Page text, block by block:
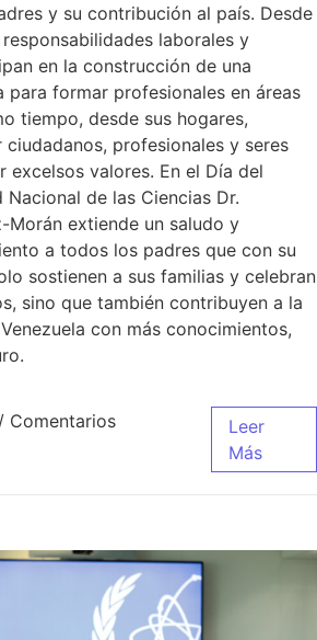
y su contribución al país. Desde
laborales y
en la construcción de una
para formar profesionales en áreas
tiempo, desde sus hogares,
profesionales y seres
excelsos valores. En el Día del
Nacional de las Ciencias Dr.
Morán extiende un saludo y
a todos los padres que con su
sostienen a sus familias y celebran
sino que también contribuyen a la
con más conocimientos,
/ Comentarios
Leer
Más